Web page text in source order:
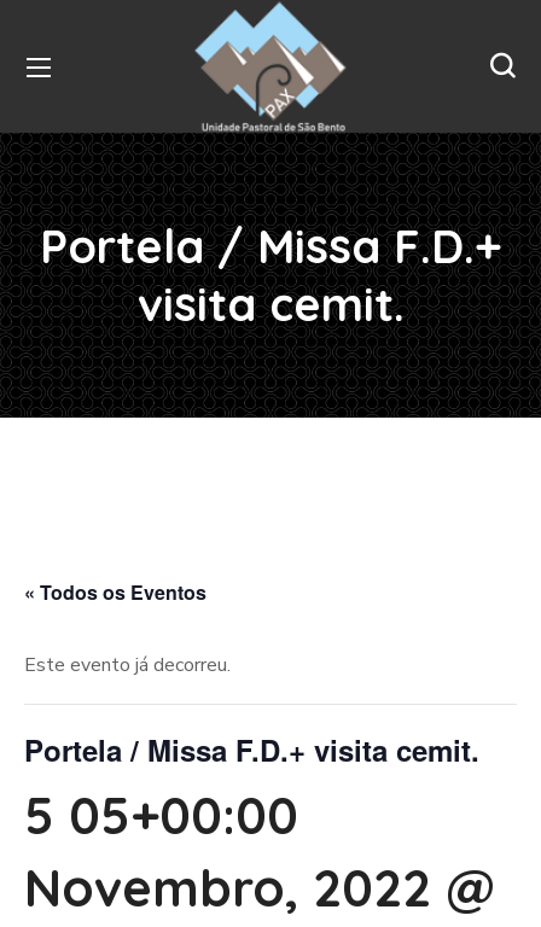
Portela / Missa F.D.+
visita cemit.
« Todos os Eventos
Este evento já decorreu.
Portela / Missa F.D.+ visita cemit.
5 05+00:00
Novembro, 2022 @